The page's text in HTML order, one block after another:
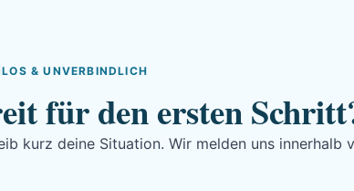
& UNVERBINDLICH
für den ersten
kurz deine Situation. Wir melden uns